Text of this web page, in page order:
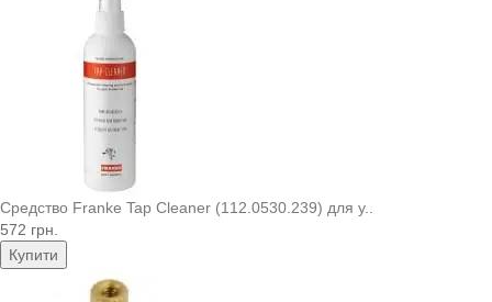
Средство Franke Tap Cleaner (112.0530.239) для у..
572 грн.
Купити